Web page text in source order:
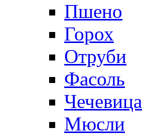
Пшено
Горох
Отруби
Фасоль
Чечевица
Мюсли